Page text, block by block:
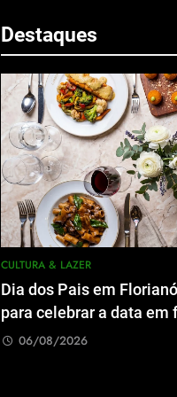
Destaques
CULTURA & LAZER
Dia dos Pais em
para celebrar a data em
06/08/2026